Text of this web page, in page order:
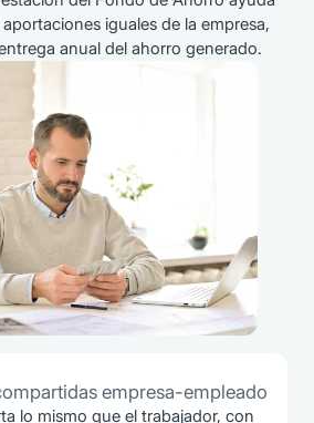
iguales de la empresa,
anual del ahorro generado.
empresa-empleado
lo mismo que el trabajador, con